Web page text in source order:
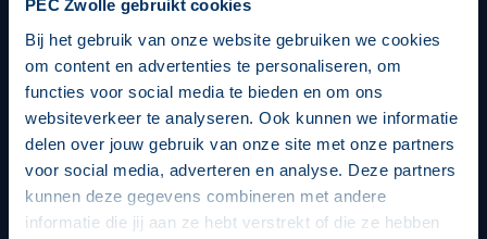
PEC Zwolle gebruikt cookies
Bij het gebruik van onze website gebruiken we cookies
om content en advertenties te personaliseren, om
functies voor social media te bieden en om ons
websiteverkeer te analyseren. Ook kunnen we informatie
delen over jouw gebruik van onze site met onze partners
voor social media, adverteren en analyse. Deze partners
kunnen deze gegevens combineren met andere
informatie die jij aan ze hebt verstrekt of die ze hebben